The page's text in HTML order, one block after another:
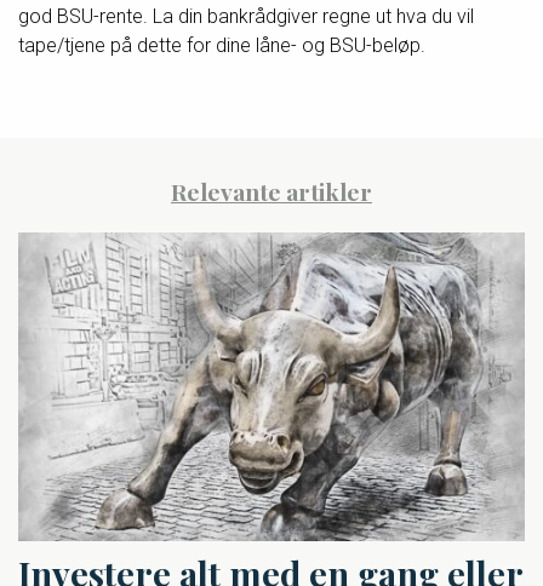
god BSU-rente. La din bankrådgiver regne ut hva du vil
tape/tjene på dette for dine låne- og BSU-beløp.
Relevante artikler
Investere alt med en gang eller